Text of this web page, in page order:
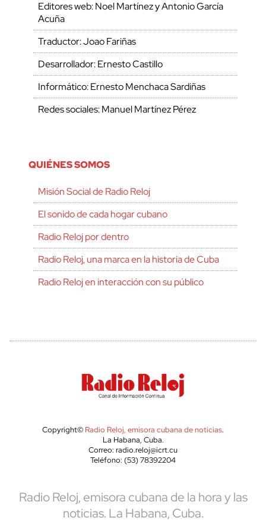
Editores web: Noel Martínez y Antonio García
Acuña
Traductor: Joao Fariñas
Desarrollador: Ernesto Castillo
Informático: Ernesto Menchaca Sardiñas
Redes sociales: Manuel Martínez Pérez
QUIÉNES SOMOS
Misión Social de Radio Reloj
El sonido de cada hogar cubano
Radio Reloj por dentro
Radio Reloj, una marca en la historia de Cuba
Radio Reloj en interacción con su público
Copyright© Radio Reloj, emisora cubana de noticias.
La Habana, Cuba.
Correo: radio.reloj@icrt.cu
Teléfono: (53) 78392204
Radio Reloj, emisora cubana de la hora y las
noticias. La Habana, Cuba.